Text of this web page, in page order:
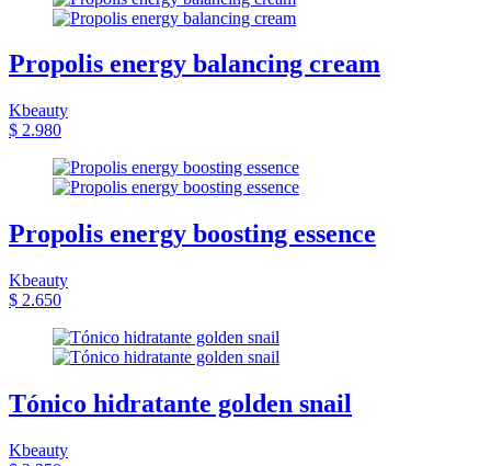
Propolis energy balancing cream
Kbeauty
$ 2.980
Propolis energy boosting essence
Kbeauty
$ 2.650
Tónico hidratante golden snail
Kbeauty